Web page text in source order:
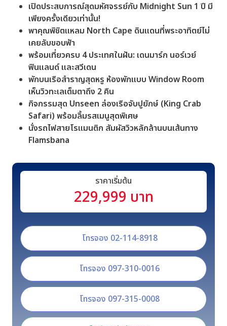
เปิดประสบการณ์สุดมหัศจรรย์กับ Midnight Sun 1 ปี มี
เพียงครั้งเดียวเท่านั้น!
พาคุณพิชิตแหลม North Cape ดินแดนที่พระอาทิตย์ไม่
เคยลับขอบฟ้า
พร้อมเที่ยวครบ 4 ประเทศในฝัน: เดนมาร์ก นอร์เวย์
ฟินแลนด์ และสวีเดน
พักบนเรือสำราญสุดหรู ห้องพักแบบ Window Room
เห็นวิวทะเลเต็มตาถึง 2 คืน
กิจกรรมสุด Unseen ล่องเรือจับปูยักษ์ (King Crab
Safari) พร้อมลิ้มรสเมนูสุดพิเศษ
นั่งรถไฟสายโรแมนติก สัมผัสวิวหลักล้านบนเส้นทาง
Flamsbana
ราคาเริ่มต้น
229,999 บาท
โทรจอง 02-114-8918
โทรจอง 097-310-0016
โทรจอง 097-315-0008